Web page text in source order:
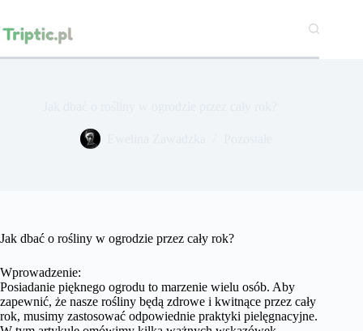
treści
Jak dbać o rośliny w ogrodzie przez cały rok?
Wprowadzenie:
Posiadanie pięknego ogrodu to marzenie wielu osób. Aby
zapewnić, że nasze rośliny będą zdrowe i kwitnące przez cały
rok, musimy zastosować odpowiednie praktyki pielęgnacyjne.